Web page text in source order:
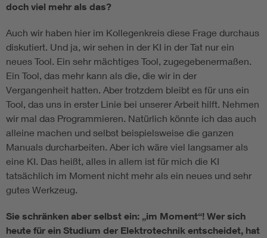
doch viel mehr als das?
Auch wir haben hier im Kollegenkreis diese Frage durchaus
diskutiert. Und ja, wir sehen in der KI in der Tat nur ein
neues Tool. Ein sehr mächtiges Tool, zugegebenermaßen.
Ein Tool, das mehr kann als die, die wir in der
Vergangenheit hatten. Aber trotzdem bleibt es für uns ein
Tool, das uns in erster Linie bei unserer Arbeit hilft. Nehmen
wir mal das Programmieren. Natürlich könnte ich das auch
alleine machen und selbst beispielsweise die ganzen
Manuals durcharbeiten. Aber ich wäre viel langsamer als
eine KI. Das heißt, alles in allem ist für mich die KI
tatsächlich im Moment nicht mehr als ein neues und sehr
gutes Werkzeug.
Sie schränken aber selbst ein: „im Moment“! Wer sich
heute für ein Studium der Elektrotechnik entscheidet, hat